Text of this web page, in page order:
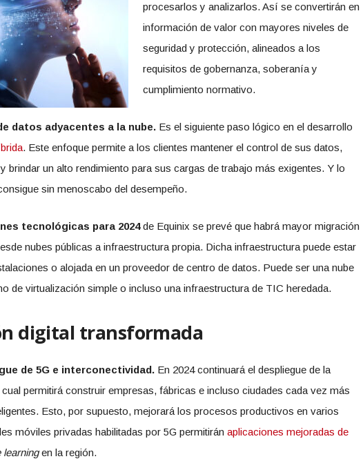
procesarlos y analizarlos. Así se convertirán en
información de valor con mayores niveles de
seguridad y protección, alineados a los
requisitos de gobernanza, soberanía y
cumplimiento normativo.
datos adyacentes a la nube.Es el siguiente paso lógico en el desarrollo
. Este enfoque permite a los clientes mantener el control de sus datos,
brindar un alto rendimiento para sus cargas de trabajo más exigentes. Y lo
sin menoscabo del desempeño.
tecnológicas para 2024de Equinix se prevé que habrá mayor migración
nubes públicas a infraestructura propia. Dicha infraestructura puede estar
o alojada en un proveedor de centro de datos. Puede ser una nube
de virtualización simple o incluso una infraestructura de TIC heredada.
digital transformada
de 5G e interconectividad.En 2024 continuará el despliegue de la
permitirá construir empresas, fábricas e incluso ciudades cada vez más
Esto, por supuesto, mejorará los procesos productivos en varios
móviles privadas habilitadas por 5G permitirán aplicaciones mejoradas de
learningen la región.